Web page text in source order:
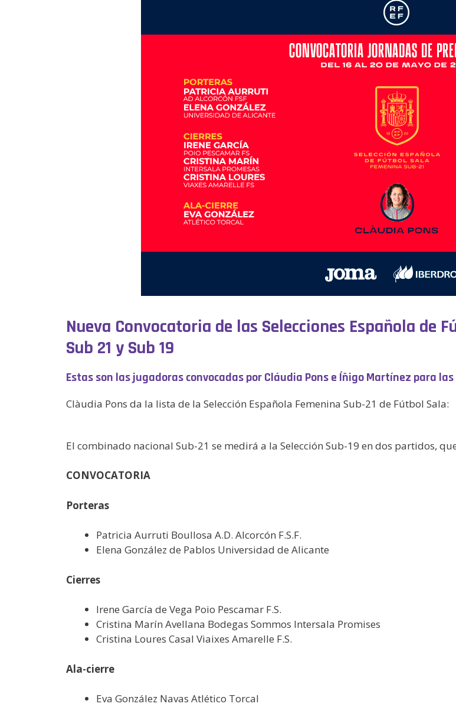
Nueva Convocatoria de las Selecciones Española de
Sub 21 y Sub 19
Estas son las jugadoras convocadas por Cláudia Pons e Íñigo Martínez para las
Clàudia Pons da la lista de la Selección Española Femenina Sub-21 de Fútbol Sala:
El combinado nacional Sub-21 se medirá a la Selección Sub-19 en dos partidos,
CONVOCATORIA
Porteras
Patricia Aurruti Boullosa A.D. Alcorcón F.S.F.
Elena González de Pablos Universidad de Alicante
Cierres
Irene García de Vega Poio Pescamar F.S.
Cristina Marín Avellana Bodegas Sommos Intersala Promises
Cristina Loures Casal Viaixes Amarelle F.S.
Ala-cierre
Eva González Navas Atlético Torcal